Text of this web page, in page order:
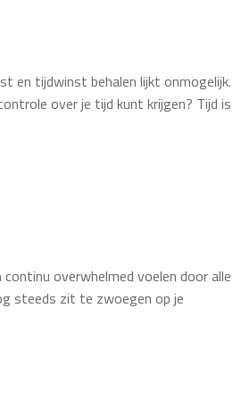
en tijdwinst behalen lijkt onmogelijk.
over je tijd kunt krijgen? Tijd
overwhelmed voelen door alle
steeds zit te zwoegen op je